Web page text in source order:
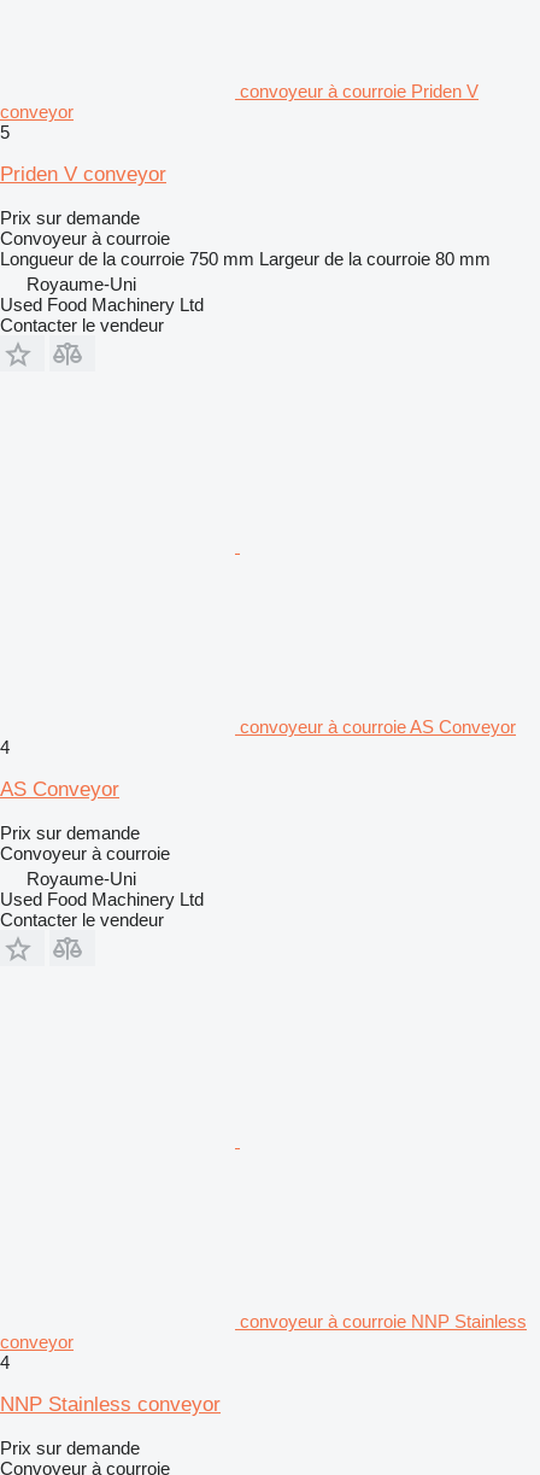
convoyeur à courroie Priden V
conveyor
5
Priden V conveyor
Prix sur demande
Convoyeur à courroie
Longueur de la courroie 750 mm Largeur de la courroie 80 mm
Royaume-Uni
Used Food Machinery Ltd
Contacter le vendeur
convoyeur à courroie AS Conveyor
4
AS Conveyor
Prix sur demande
Convoyeur à courroie
Royaume-Uni
Used Food Machinery Ltd
Contacter le vendeur
convoyeur à courroie NNP Stainless
conveyor
4
NNP Stainless conveyor
Prix sur demande
Convoyeur à courroie